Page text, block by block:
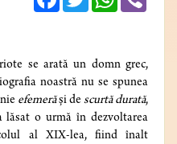
se arată un domn grec,
noastră nu se spunea
efemerăși descurtă durată,
lăsat o urmă în dezvoltarea
al XIX-lea, fiind înalt